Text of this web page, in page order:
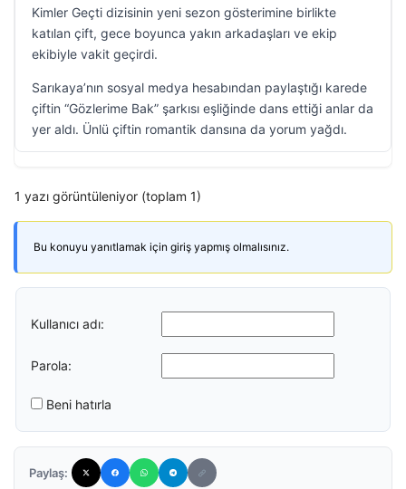
Kimler Geçti dizisinin yeni sezon gösterimine birlikte
katılan çift, gece boyunca yakın arkadaşları ve ekip
ekibiyle vakit geçirdi.
Sarıkaya’nın sosyal medya hesabından paylaştığı karede
çiftin “Gözlerime Bak” şarkısı eşliğinde dans ettiği anlar da
yer aldı. Ünlü çiftin romantik dansına da yorum yağdı.
1 yazı görüntüleniyor (toplam 1)
Bu konuyu yanıtlamak için giriş yapmış olmalısınız.
Kullanıcı adı:
Parola:
Beni hatırla
Paylaş: